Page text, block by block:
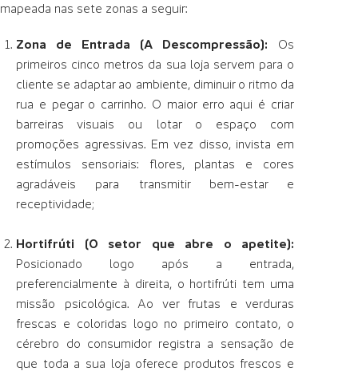
mapeada nas sete zonas a seguir:
Zona de Entrada (A Descompressão): Os
primeiros cinco metros da sua loja servem para o
cliente se adaptar ao ambiente, diminuir o ritmo da
rua e pegar o carrinho. O maior erro aqui é criar
barreiras visuais ou lotar o espaço com
promoções agressivas. Em vez disso, invista em
estímulos sensoriais: flores, plantas e cores
agradáveis para transmitir bem-estar e
receptividade;
Hortifrúti (O setor que abre o apetite):
Posicionado logo após a entrada,
preferencialmente à direita, o hortifrúti tem uma
missão psicológica. Ao ver frutas e verduras
frescas e coloridas logo no primeiro contato, o
cérebro do consumidor registra a sensação de
que toda a sua loja oferece produtos frescos e